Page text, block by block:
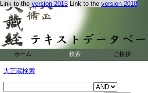
Link to the version 2015 Link to the version 2018
ホーム 検索 ご挨拶
大正蔵検索